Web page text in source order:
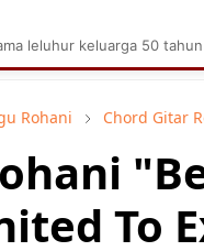
Pabrik Kelapa
Rohani Chord Gitar
To
leluhur keluarga 50